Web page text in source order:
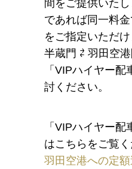
間をご提供いた
であれば同一料
をご指定いただけ
半蔵門 ⇄ 羽田空
「VIPハイヤー
討ください。
「VIPハイヤー配
はこちらをご覧く
羽田空港への定